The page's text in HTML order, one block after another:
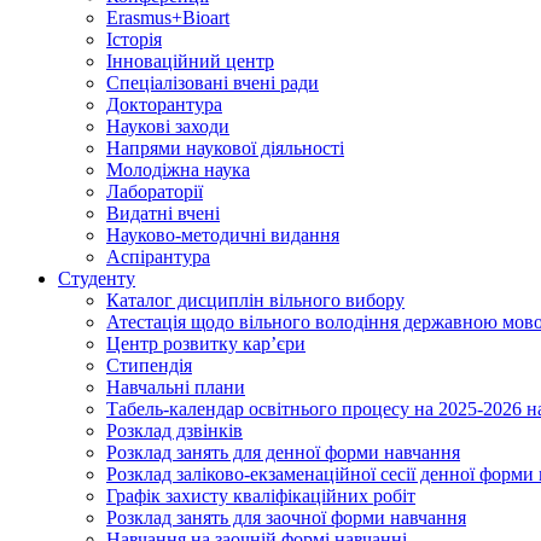
Erasmus+Bioart
Історія
Інноваційний центр
Спеціалізовані вчені ради
Докторантура
Наукові заходи
Напрями наукової діяльності
Молодіжна наука
Лабораторії
Видатні вчені
Науково-методичні видання
Аспірантура
Студенту
Каталог дисциплін вільного вибору
Атестація щодо вільного володіння державною
Центр розвитку кар’єри
Стипендія
Навчальні плани
Табель-календар освітнього процесу на 2025-2026
Розклад дзвінків
Розклад занять для денної форми навчання
Розклад заліково-екзаменаційної сесії денної
Графік захисту кваліфікаційних робіт
Розклад занять для заочної форми навчання